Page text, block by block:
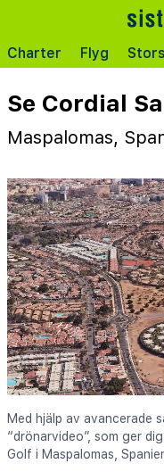
Charter Flyg
Se Cordial
Maspalomas,
Med hjälp av avancerade
“drönarvideo”, som ger
Golf i Maspalomas,